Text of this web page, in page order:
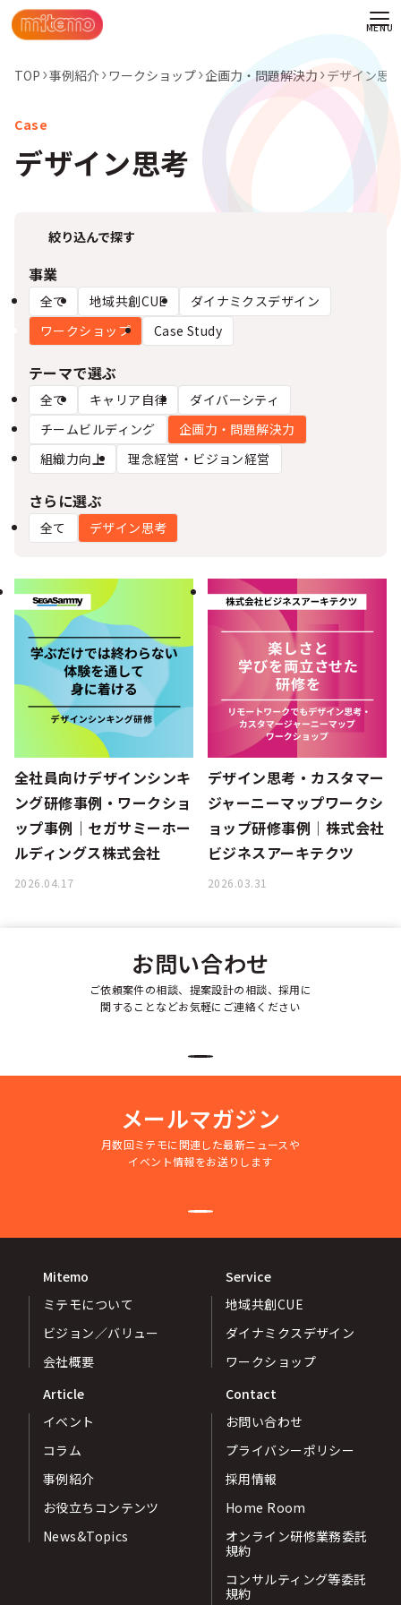
TOP 事例紹介 ワークショップ 企画力・問題解決力 デザイン思考
デザイン思考
絞り込んで探す
事業
全て 地域共創CUE
ダイナミクスデザイン
ワークショップ
Case Study
テーマで選ぶ
全て キャリア自律
ダイバーシティ
チームビルディング
企画力・問題解決力
組織力向上
理念経営・ビジョン経営
さらに選ぶ
全て デザイン思考
全社員向けデザインシンキ
ング研修事例・ワークショ
ップ事例｜セガサミーホー
ルディングス株式会社
2026.04.17
デザイン思考・カスタマー
ジャーニーマップワークシ
ョップ研修事例│株式会社
ビジネスアーキテクツ
2026.03.31
お問い合わせ
ご依頼案件の相談、提案設計の相談、採用に
関することなどお気軽にご連絡ください
メールマガジン
月数回ミテモに関連した最新ニュースや
イベント情報をお送りします
Mitemo
ミテモについて
ビジョン／バリュー
会社概要
Service
地域共創CUE
ダイナミクスデザイン
ワークショップ
Article
イベント
コラム
事例紹介
お役立ちコンテンツ
News&Topics
Contact
お問い合わせ
プライバシーポリシー
採用情報
Home Room
オンライン研修業務委託
規約
コンサルティング等委託
規約